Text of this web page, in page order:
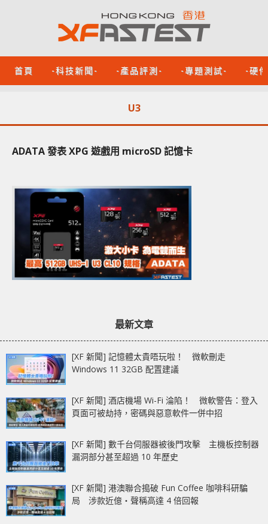
首頁 -科技新聞- -產品評測- -專題測試- -硬
U3
ADATA 發表 XPG 遊戲用 microSD 記憶卡
最新文章
[XF 新聞] 記憶體太貴唔玩啦！ 微軟刪走
Windows 11 32GB 配置建議
[XF 新聞] 酒店機場 Wi-Fi 淪陷！ 微軟警告：登入
頁面可被劫持，密碼與惡意軟件一併中招
[XF 新聞] 數千台伺服器被後門攻擊 主機板控制器
漏洞部分甚至超過 10 年歷史
[XF 新聞] 港澳聯合搗破 Fun Coffee 咖啡科研騙
局 涉款近億‧聲稱高達 4 倍回報